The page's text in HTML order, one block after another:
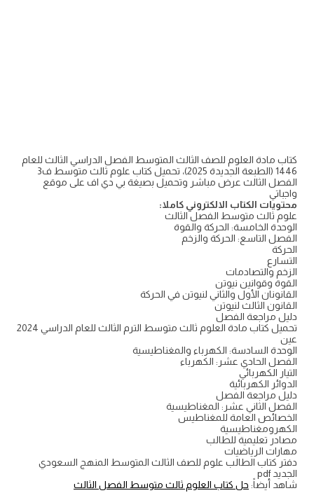
كتاب مادة العلوم للصف الثالث المتوسط الفصل الدراسي الثالث للعام
1446 (الطبعة الجديدة 2025)، تحميل كتاب علوم ثالث متوسط ف3
الفصل الثالث عرض مباشر وتحميل بصيغة بي دي اف على موقع
واجباتي
محتويات الكتاب الالكتروني كاملا:
علوم ثالث متوسط الفصل الثالث
الوحدة الخامسة: الحركة والقوة
الفصل التاسع: الحركة والزخم
الحركة
التسارع
الزخم والتصادمات
القوة وقوانين نيوتن
القانونان الأول والثاني لنيوتن في الحركة
القانون الثالث لنيوتن
دليل مراجعة الفصل
تحميل كتاب مادة العلوم ثالث متوسط الترم الثالث للعام الدراسي 2024
عين
الوحدة السادسة: الكهرباء والمغناطيسية
الفصل الحادي عشر: الكهرباء
التيار الكهربائي
الدوائر الكهربائية
دليل مراجعة الفصل
الفصل الثاني عشر: المغناطيسية
الخصائص العامة للمغناطيس
الكهرومغناطيسية
مصادر تعليمية للطالب
مهارات الرياضيات
دفتر كتاب الطالب علوم للصف الثالث المتوسط المنهج السعودي
الجديد pdf
شاهد أيضاً: حل كتاب العلوم ثالث متوسط الفصل الثالث